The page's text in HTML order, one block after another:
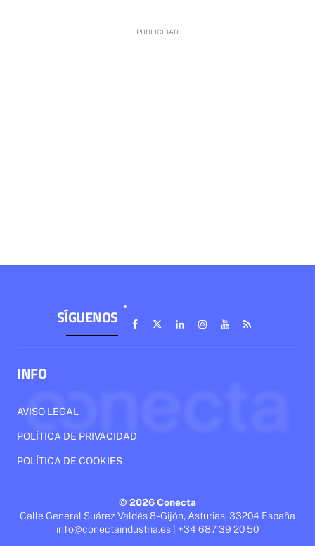
SÍGUENOS
INFO
AVISO LEGAL
POLÍTICA DE PRIVACIDAD
POLÍTICA DE COOKIES
© 2026 Conecta
Calle General Suárez Valdés 8 - Gijón, Asturias, 33204 España
info@conectaindustria.es | +34 687 39 20 50